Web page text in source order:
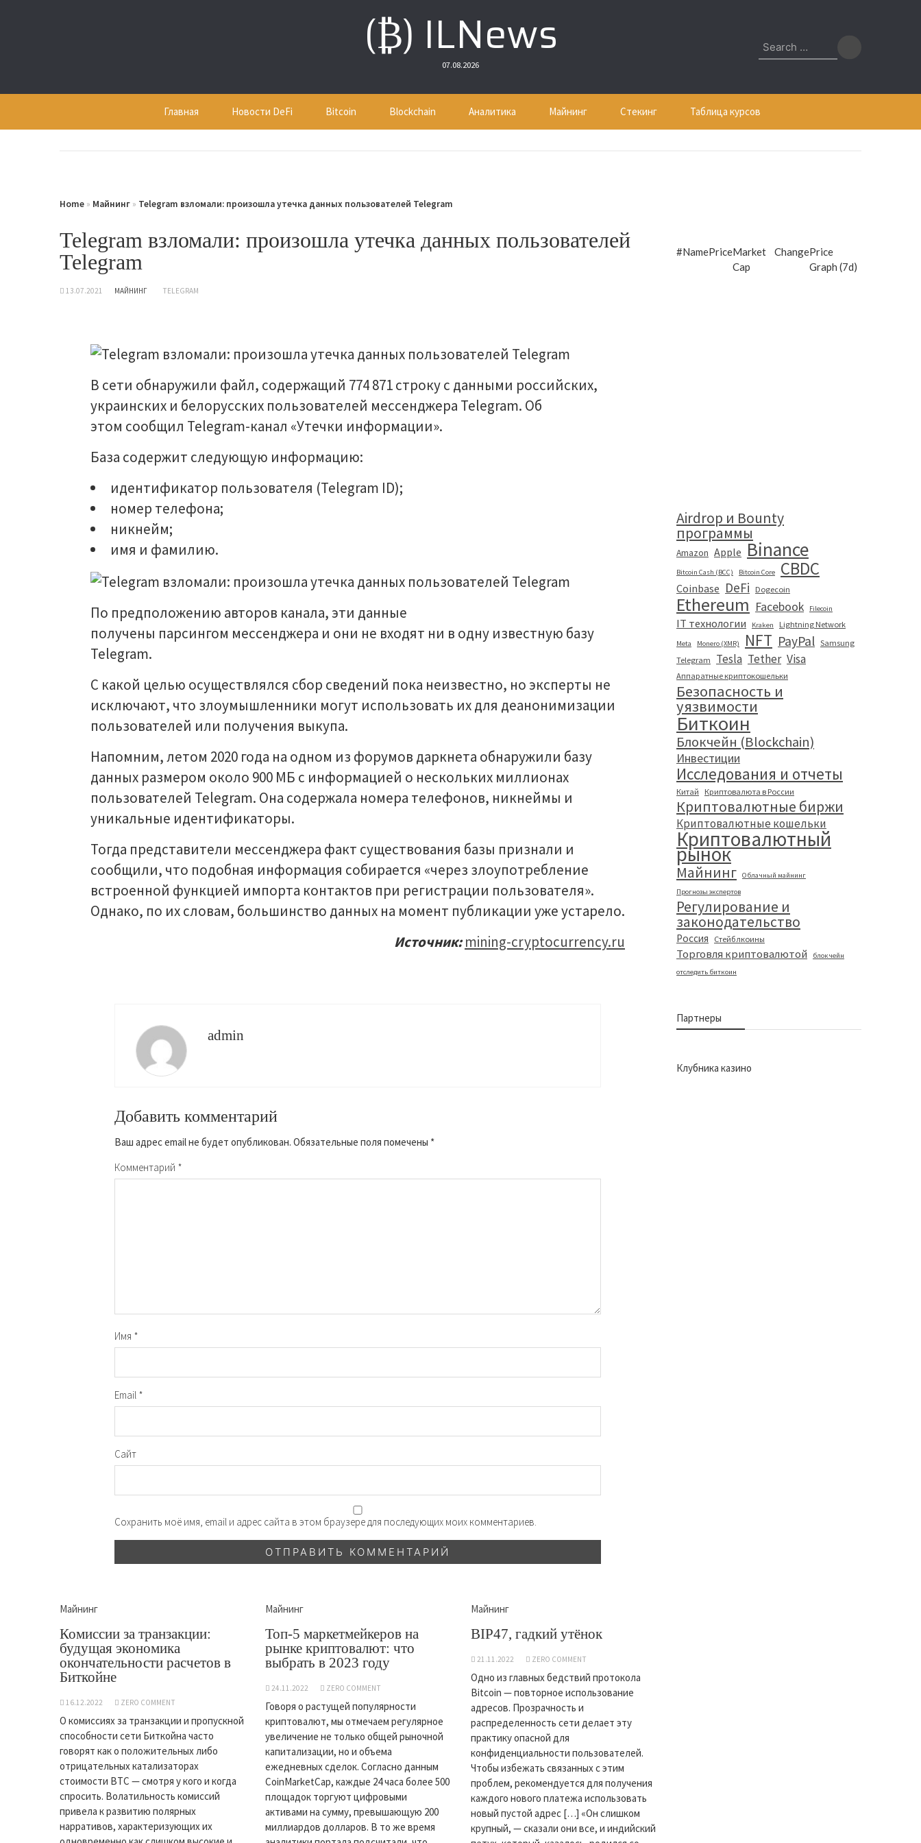
(₿) ILNews
07.08.2026
Search
for:
Главная Новости DeFi Bitcoin Blockchain Аналитика Майнинг Стекинг Таблица курсов
Home » Майнинг » Telegram взломали: произошла утечка данных пользователей Telegram
Telegram взломали: произошла утечка данных пользователей
Telegram
13.07.2021 МАЙНИНГ TELEGRAM
В сети обнаружили файл, содержащий 774 871 строку с данными российских,
украинских и белорусских пользователей мессенджера Telegram. Об
этом сообщил Telegram-канал «Утечки информации».
База содержит следующую информацию:
идентификатор пользователя (Telegram ID);
номер телефона;
никнейм;
имя и фамилию.
По предположению авторов канала, эти данные
получены парсингом мессенджера и они не входят ни в одну известную базу
Telegram.
С какой целью осуществлялся сбор сведений пока неизвестно, но эксперты не
исключают, что злоумышленники могут использовать их для деанонимизации
пользователей или получения выкупа.
Напомним, летом 2020 года на одном из форумов даркнета обнаружили базу
данных размером около 900 МБ с информацией о нескольких миллионах
пользователей Telegram. Она содержала номера телефонов, никнеймы и
уникальные идентификаторы.
Тогда представители мессенджера факт существования базы признали и
сообщили, что подобная информация собирается «через злоупотребление
встроенной функцией импорта контактов при регистрации пользователя».
Однако, по их словам, большинство данных на момент публикации уже устарело.
Источник: mining-cryptocurrency.ru
admin
Добавить комментарий
Ваш адрес email не будет опубликован. Обязательные поля помечены *
Комментарий *
Имя *
Email *
Сайт
Сохранить моё имя, email и адрес сайта в этом браузере для последующих моих комментариев.
Майнинг
Комиссии за транзакции:
будущая экономика
окончательности расчетов в
Биткойне
16.12.2022 ZERO COMMENT
О комиссиях за транзакции и пропускной
способности сети Биткойна часто
говорят как о положительных либо
отрицательных катализаторах
стоимости BTC — смотря у кого и когда
спросить. Волатильность комиссий
привела к развитию полярных
нарративов, характеризующих их
Майнинг
Топ-5 маркетмейкеров на
рынке криптовалют: что
выбрать в 2023 году
24.11.2022 ZERO COMMENT
Говоря о растущей популярности
криптовалют, мы отмечаем регулярное
увеличение не только общей рыночной
капитализации, но и объема
ежедневных сделок. Согласно данным
CoinMarketCap, каждые 24 часа более 500
площадок торгуют цифровыми
активами на сумму, превышающую 200
миллиардов долларов. В то же время
Майнинг
BIP47, гадкий утёнок
21.11.2022 ZERO COMMENT
Одно из главных бедствий протокола
Bitcoin — повторное использование
адресов. Прозрачность и
распределенность сети делает эту
практику опасной для
конфиденциальности пользователей.
Чтобы избежать связанных с этим
проблем, рекомендуется для получения
каждого нового платежа использовать
новый пустой адрес […] «Он слишком
крупный, — сказали они все, и индийский
#NamePriceMarket
Cap
ChangePrice
Graph (7d)
Airdrop и Bounty
программы
Amazon Apple Binance
Bitcoin Cash (BCC) Bitcoin Core CBDC
Coinbase DeFi Dogecoin
Ethereum Facebook Filecoin
IT технологии Kraken Lightning Network
Meta Monero (XMR) NFT PayPal Samsung
Telegram
Tesla Tether Visa
Аппаратные криптокошельки
Безопасность и
уязвимости
Биткоин
Блокчейн (Blockchain)
Инвестиции
Исследования и отчеты
Китай Криптовалюта в России
Криптовалютные биржи
Криптовалютные кошельки
Криптовалютный
рынок
Майнинг
Облачный майнинг
Прогнозы экспертов
Регулирование и
законодательство
Россия Стейблкоины
Торговля криптовалютой
блокчейн
отследить биткоин
Партнеры
Клубника казино